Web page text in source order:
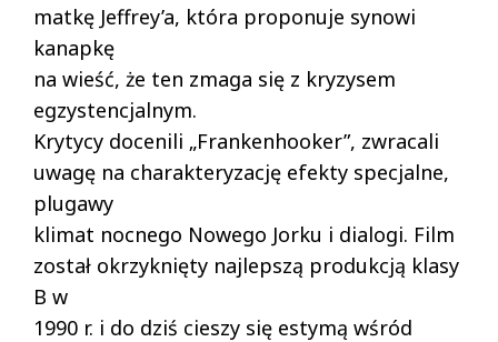
matkę Jeffrey’a, która proponuje synowi
kanapkę
na wieść, że ten zmaga się z kryzysem
egzystencjalnym.
Krytycy docenili „Frankenhooker”, zwracali
uwagę na charakteryzację efekty specjalne,
plugawy
klimat nocnego Nowego Jorku i dialogi. Film
został okrzyknięty najlepszą produkcją klasy
B w
1990 r. i do dziś cieszy się estymą wśród